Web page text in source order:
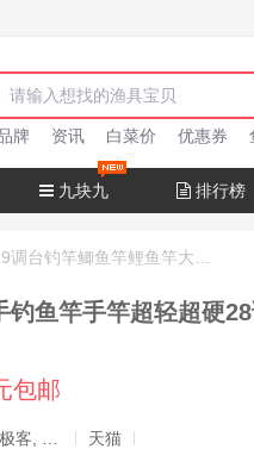
牌 资讯 白菜价 优惠券
九块九 排行榜
钓鱼竿手竿超轻超硬
包邮
天猫